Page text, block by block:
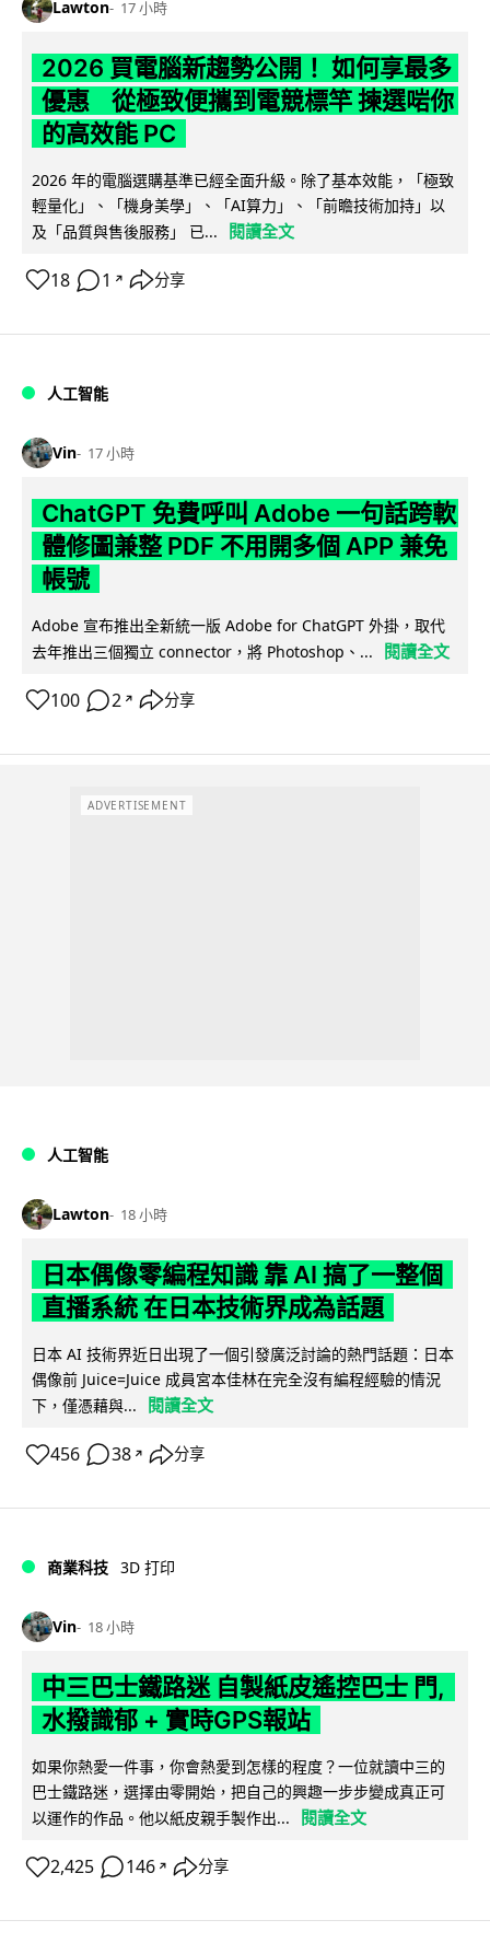
Lawton 17 小時
2026 買電腦新趨勢公開！ 如何享最多
優惠 從極致便攜到電競標竿 揀選啱你
的高效能 PC
2026 年的電腦選購基準已經全面升級。除了基本效能，「極致
輕量化」、「機身美學」、「AI算力」、「前瞻技術加持」以
及「品質與售後服務」 已...
閱讀全文
18 1 ↗ 分享
人工智能
Vin 17 小時
ChatGPT 免費呼叫 Adobe 一句話跨軟
體修圖兼整 PDF 不用開多個 APP 兼免
帳號
Adobe 宣布推出全新統一版 Adobe for ChatGPT 外掛，取代
去年推出三個獨立 connector，將 Photoshop、...
閱讀全文
100 2 ↗ 分享
ADVERTISEMENT
人工智能
Lawton 18 小時
日本偶像零編程知識 靠 AI 搞了一整個
直播系統 在日本技術界成為話題
日本 AI 技術界近日出現了一個引發廣泛討論的熱門話題：日本
偶像前 Juice=Juice 成員宮本佳林在完全沒有編程經驗的情況
下，僅憑藉與...
閱讀全文
456 38 ↗ 分享
商業科技 3D 打印
Vin 18 小時
中三巴士鐵路迷 自製紙皮遙控巴士 門,
水撥識郁 + 實時GPS報站
如果你熱愛一件事，你會熱愛到怎樣的程度？一位就讀中三的
巴士鐵路迷，選擇由零開始，把自己的興趣一步步變成真正可
以運作的作品。他以紙皮親手製作出...
閱讀全文
2,425 146 ↗ 分享